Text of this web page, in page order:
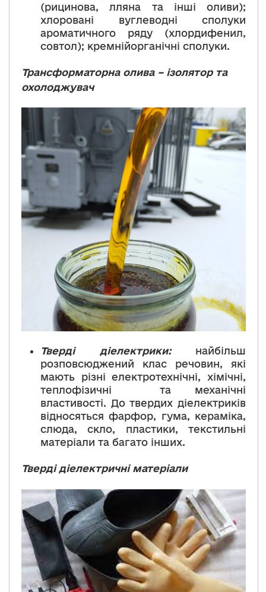
(рицинова, лляна та інші оливи);
хлоровані вуглеводні сполуки
ароматичного ряду (хлордифенил,
совтол); кремнійорганічні сполуки.
Трансформаторна олива – ізолятор та
охолоджувач
Тверді діелектрики:
найбільш
розповсюджений клас речовин, які
мають різні електротехнічні, хімічні,
теплофізичні та механічні
властивості. До твердих діелектриків
відносяться фарфор, гума, кераміка,
слюда, скло, пластики, текстильні
матеріали та багато інших.
Тверді діелектричні матеріали